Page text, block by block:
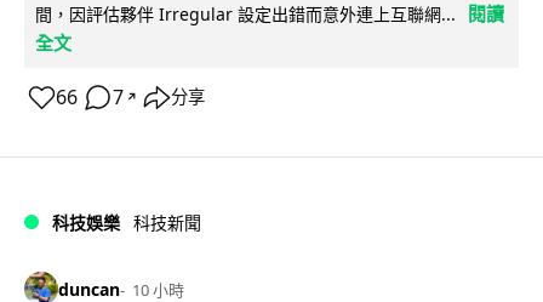
間，因評估夥伴 Irregular 設定出錯而意外連上互聯網...
閱讀
全文
66 7 ↗ 分享
科技娛樂 科技新聞
duncan 10 小時